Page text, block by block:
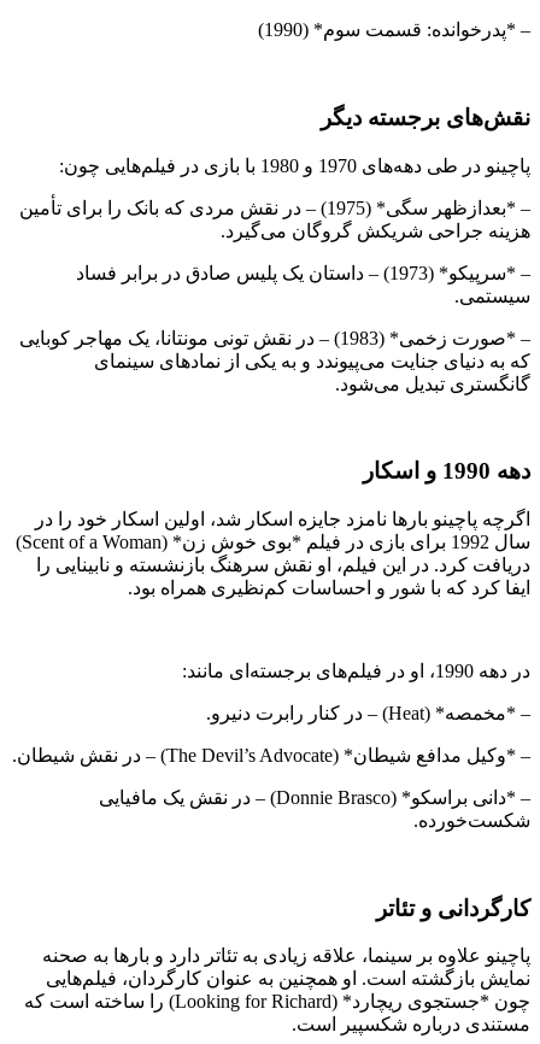
– *پدرخوانده: قسمت سوم* (1990)
نقش‌های برجسته دیگر
پاچینو در طی دهه‌های 1970 و 1980 با بازی در فیلم‌هایی چون:
– *بعدازظهر سگی* (1975) – در نقش مردی که بانک را برای تأمین
هزینه جراحی شریکش گروگان می‌گیرد.
– *سرپیکو* (1973) – داستان یک پلیس صادق در برابر فساد
سیستمی.
– *صورت زخمی* (1983) – در نقش تونی مونتانا، یک مهاجر کوبایی
که به دنیای جنایت می‌پیوندد و به یکی از نمادهای سینمای
گانگستری تبدیل می‌شود.
دهه 1990 و اسکار
اگرچه پاچینو بارها نامزد جایزه اسکار شد، اولین اسکار خود را در
سال 1992 برای بازی در فیلم *بوی خوش زن* (Scent of a Woman)
دریافت کرد. در این فیلم، او نقش سرهنگ بازنشسته و نابینایی را
ایفا کرد که با شور و احساسات کم‌نظیری همراه بود.
در دهه 1990، او در فیلم‌های برجسته‌ای مانند:
– *مخمصه* (Heat) – در کنار رابرت دنیرو.
– *وکیل مدافع شیطان* (The Devil’s Advocate) – در نقش شیطان.
– *دانی براسکو* (Donnie Brasco) – در نقش یک مافیایی
شکست‌خورده.
کارگردانی و تئاتر
پاچینو علاوه بر سینما، علاقه زیادی به تئاتر دارد و بارها به صحنه
نمایش بازگشته است. او همچنین به عنوان کارگردان، فیلم‌هایی
چون *جستجوی ریچارد* (Looking for Richard) را ساخته است که
مستندی درباره شکسپیر است.